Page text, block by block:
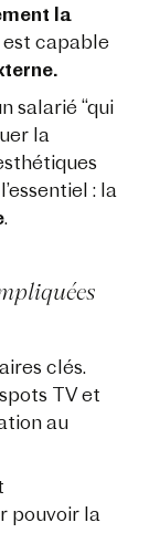
la
est capable
salarié “qui
la
: la
.
clés.
TV et
au
pouvoir la